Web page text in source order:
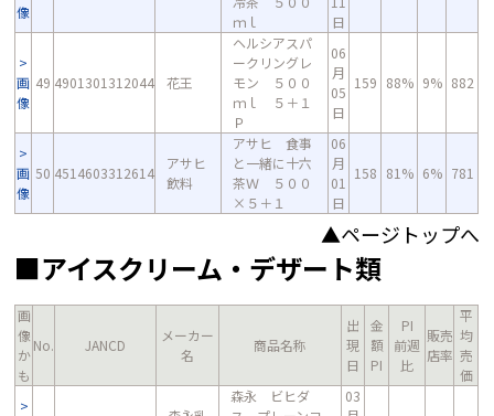
像
ｍｌ
日
画
像
49 4901301312044 花王
ヘルシアスパ
ークリングレ
モン ５００
ｍｌ ５＋１
Ｐ
06
月
05
日
159 88% 9% 882
画
像
50 4514603312614
アサヒ
飲料
アサヒ 食事
と一緒に十六
茶Ｗ ５００
×５＋１
06
月
01
日
158 81% 6% 781
▲ページトップへ
■アイスクリーム・デザート類
画
像
か
も
No. JANCD
メーカー
名
商品名称
出
現
日
金
額
PI
PI
前週
比
販売
店率
平
均
売
価
森永 ビヒダ
03